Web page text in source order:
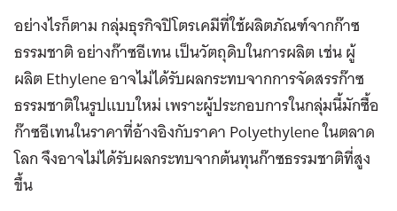
อย่างไรก็ตาม กลุ่มธุรกิจปิโตรเคมีที่ใช้ผลิตภัณฑ์จากก๊าซ
ธรรมชาติ อย่างก๊าซอีเทน เป็นวัตถุดิบในการผลิต เช่น ผู้
ผลิต Ethylene อาจไม่ได้รับผลกระทบจากการจัดสรรก๊าซ
ธรรมชาติในรูปแบบใหม่ เพราะผู้ประกอบการในกลุ่มนี้มักซื้อ
ก๊าซอีเทนในราคาที่อ้างอิงกับราคา Polyethylene ในตลาด
โลก จึงอาจไม่ได้รับผลกระทบจากต้นทุนก๊าซธรรมชาติที่สูง
ขึ้น